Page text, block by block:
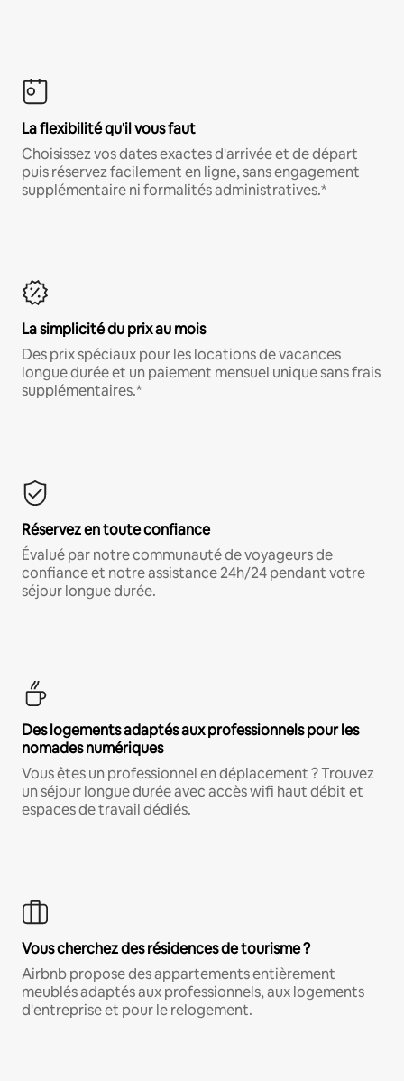
La flexibilité qu'il vous faut
Choisissez vos dates exactes d'arrivée et de départ
puis réservez facilement en ligne, sans engagement
supplémentaire ni formalités administratives.*
La simplicité du prix au mois
Des prix spéciaux pour les locations de vacances
longue durée et un paiement mensuel unique sans frais
supplémentaires.*
Réservez en toute confiance
Évalué par notre communauté de voyageurs de
confiance et notre assistance 24h/24 pendant votre
séjour longue durée.
Des logements adaptés aux professionnels pour les
nomades numériques
Vous êtes un professionnel en déplacement ? Trouvez
un séjour longue durée avec accès wifi haut débit et
espaces de travail dédiés.
Vous cherchez des résidences de tourisme ?
Airbnb propose des appartements entièrement
meublés adaptés aux professionnels, aux logements
d'entreprise et pour le relogement.